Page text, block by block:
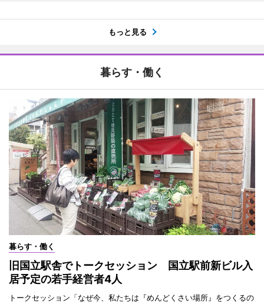
もっと見る
暮らす・働く
暮らす・働く
旧国立駅舎でトークセッション 国立駅前新ビル入
居予定の若手経営者4人
トークセッション「なぜ今、私たちは『めんどくさい場所』をつくるの